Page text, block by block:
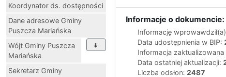
Koordynator ds. dostępności
Dane adresowe Gminy
Puszcza Mariańska
Wójt Gminy Puszcza
Mariańska
Sekretarz Gminy
Informacje o dokumencie:
Informację
Data udostępnienia w BIP:
Informacja zaktualizowana
Data ostatniej aktualizacji:
Liczba odsłon: 2487